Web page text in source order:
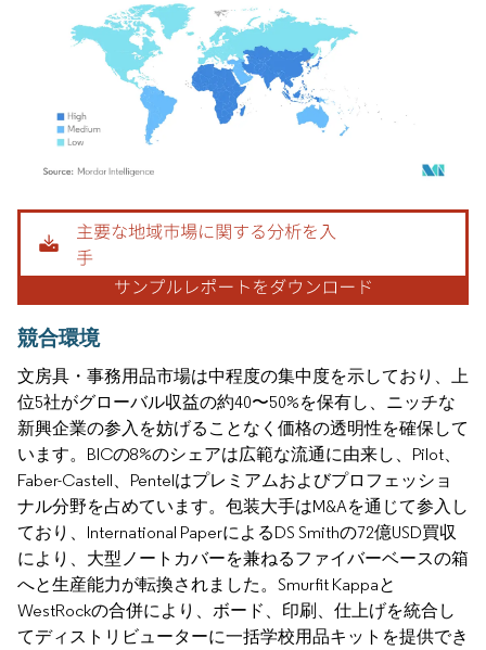
画像 © Mordor Intelligence。再利用にはCC BY 4.0の表示が必要です。
競合環境
文房具・事務用品市場は中程度の集中度を示しており、上
位5社がグローバル収益の約40〜50%を保有し、ニッチな
新興企業の参入を妨げることなく価格の透明性を確保して
います。BICの8%のシェアは広範な流通に由来し、Pilot、
Faber-Castell、Pentelはプレミアムおよびプロフェッショ
ナル分野を占めています。包装大手はM&Aを通じて参入し
ており、International PaperによるDS Smithの72億USD買収
により、大型ノートカバーを兼ねるファイバーベースの箱
へと生産能力が転換されました。Smurfit Kappaと
WestRockの合併により、ボード、印刷、仕上げを統合し
てディストリビューターに一括学校用品キットを提供でき